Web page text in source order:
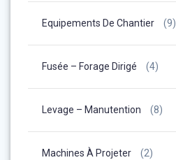
Equipements De Chantier (9)
Fusée – Forage Dirigé (4)
Levage – Manutention (8)
Machines À Projeter (2)